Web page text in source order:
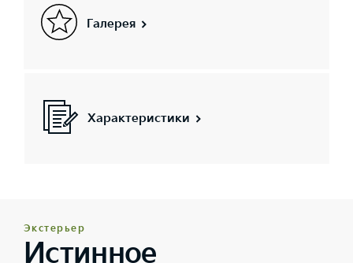
Галерея
Характеристики
Экстерьер
Истинное